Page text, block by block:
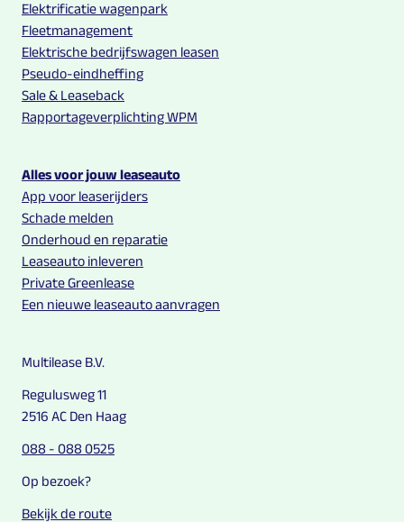
Elektrificatie wagenpark
Fleetmanagement
Elektrische bedrijfswagen leasen
Pseudo-eindheffing
Sale & Leaseback
Rapportageverplichting WPM
Alles voor jouw leaseauto
App voor leaserijders
Schade melden
Onderhoud en reparatie
Leaseauto inleveren
Private Greenlease
Een nieuwe leaseauto aanvragen
Multilease B.V.
Regulusweg 11
2516 AC Den Haag
088 - 088 0525
Op bezoek?
Bekijk de route